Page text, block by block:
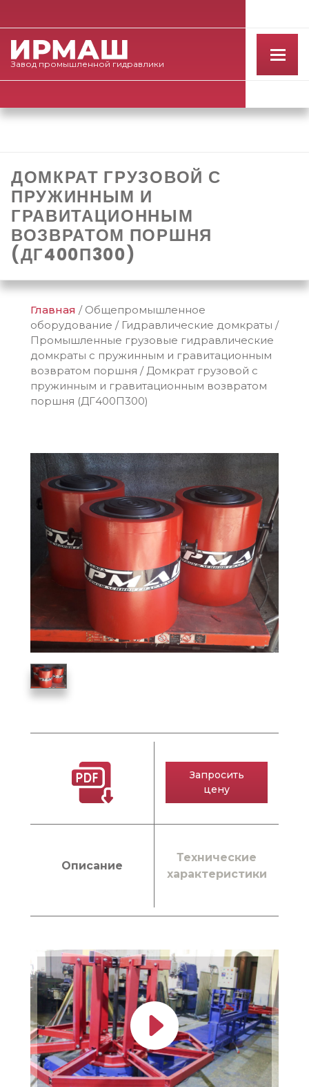
Завод промышленной гидравлики
ДОМКРАТ ГРУЗОВОЙ С
ПРУЖИННЫМ И
ГРАВИТАЦИОННЫМ
ВОЗВРАТОМ ПОРШНЯ
(ДГ400П300)
Главная / Общепромышленное
оборудование / Гидравлические домкраты /
Промышленные грузовые гидравлические
домкраты с пружинным и гравитационным
возвратом поршня / Домкрат грузовой с
пружинным и гравитационным возвратом
поршня (ДГ400П300)
Описание
Технические
характеристики
Запросить
цену